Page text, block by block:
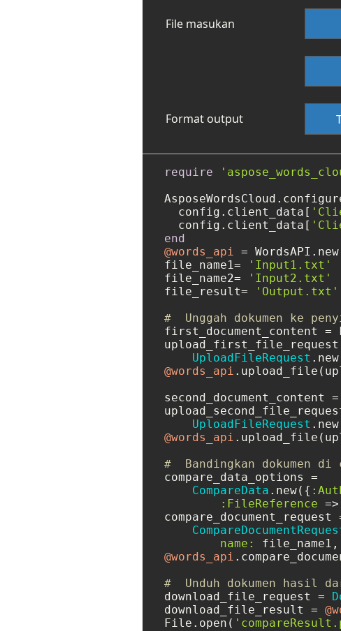
File masukan
Format output
require
  config.client_data[
  config.client_data[
end
@words_api = WordsAPI.new
file_name1=
'Input1.txt'
file_name2=
'Input2.txt'
file_result=
'Output.txt'
#  Unggah dokumen ke
first_document_content =
upload_first_file_request
UploadFileRequest
@words_api
UploadFileRequest
@words_api
#  Bandingkan dokumen di
compare_data_options =
CompareData .new({
:FileReference
compare_document_request
name:
file_name1,
@words_api
#  Unduh dokumen hasil
download_file_request =
download_file_result =
File.open(